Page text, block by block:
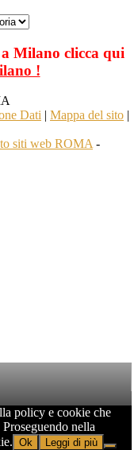
a Milano clicca qui
!
Dati | Mappa del sito |
siti web ROMA -
policy e cookie che
nella
Ok Leggi di più